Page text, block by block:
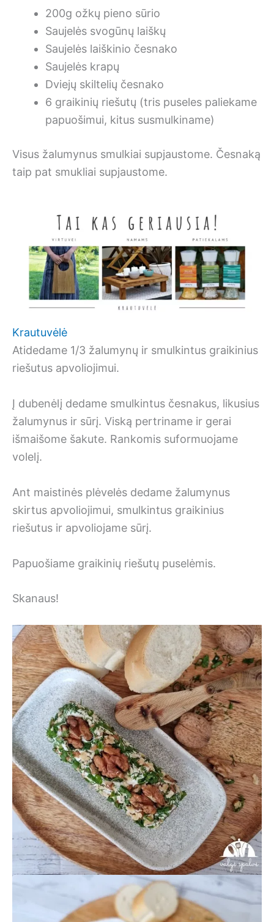
200g ožkų pieno sūrio
Saujelės svogūnų laiškų
Saujelės laiškinio česnako
Saujelės krapų
Dviejų skiltelių česnako
6 graikinių riešutų (tris puseles paliekame
papuošimui, kitus susmulkiname)
Visus žalumynus smulkiai supjaustome. Česnaką
taip pat smukliai supjaustome.
Krautuvėlė
Atidedame 1/3 žalumynų ir smulkintus graikinius
riešutus apvoliojimui.
Į dubenėlį dedame smulkintus česnakus, likusius
žalumynus ir sūrį. Viską pertriname ir gerai
išmaišome šakute. Rankomis suformuojame
volelį.
Ant maistinės plėvelės dedame žalumynus
skirtus apvoliojimui, smulkintus graikinius
riešutus ir apvoliojame sūrį.
Papuošiame graikinių riešutų puselėmis.
Skanaus!